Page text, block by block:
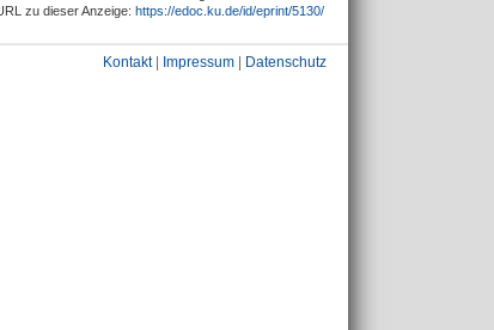
zu dieser Anzeige: https://edoc.ku.de/id/eprint/5130/
Kontakt| Impressum Datenschutz